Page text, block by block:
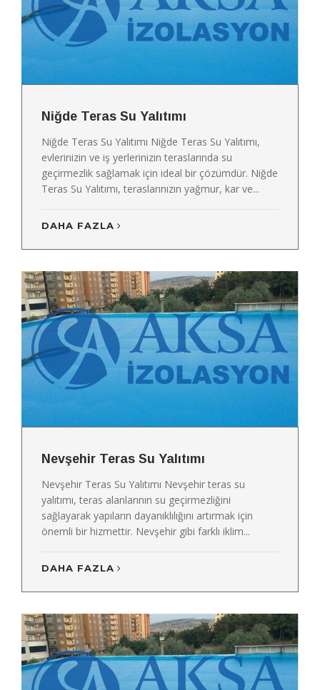
Niğde Teras Su Yalıtımı
Niğde Teras Su Yalıtımı Niğde Teras Su Yalıtımı,
evlerinizin ve iş yerlerinizin teraslarında su
geçirmezlik sağlamak için ideal bir çözümdür. Niğde
Teras Su Yalıtımı, teraslarınızın yağmur, kar ve...
DAHA FAZLA
Nevşehir Teras Su Yalıtımı
Nevşehir Teras Su Yalıtımı Nevşehir teras su
yalıtımı, teras alanlarının su geçirmezliğini
sağlayarak yapıların dayanıklılığını artırmak için
önemli bir hizmettir. Nevşehir gibi farklı iklim...
DAHA FAZLA